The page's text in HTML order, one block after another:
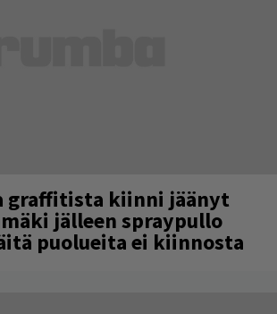
graffitista kiinni jäänyt
jälleen spraypullo
puolueita ei kiinnosta